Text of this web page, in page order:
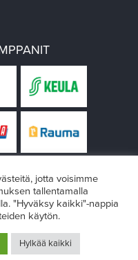
jotta voisimme
tallentamalla
"Hyväksy kaikki"-nappia
käytön.
Hylkää kaikki